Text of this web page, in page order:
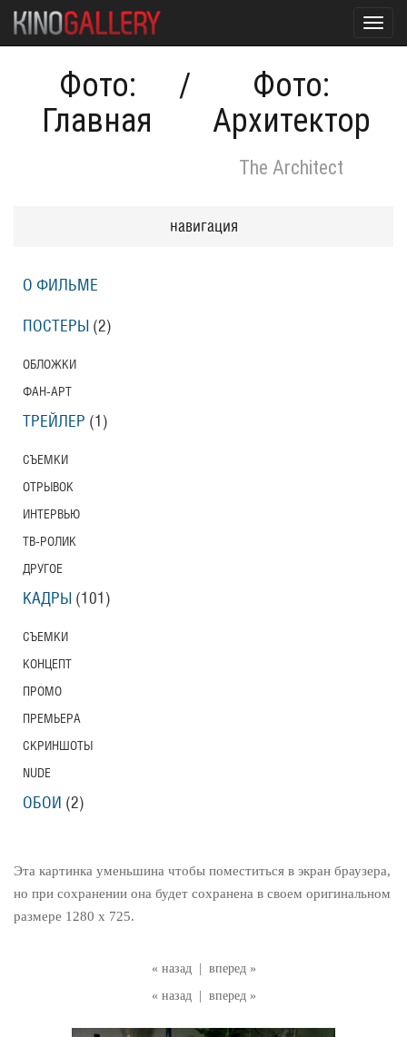
Фото:
Главная
/
Фото:
Архитектор
The Architect
« назад
вперед »
« назад
вперед »
Эта картинка уменьшина чтобы поместиться в экран браузера,
но при сохранении она будет сохранена в своем оригинальном
размере 1280 x 725.
навигация
О ФИЛЬМЕ
ПОСТЕРЫ (2)
ОБЛОЖКИ
ФАН-АРТ
ТРЕЙЛЕР (1)
СЪЕМКИ
ОТРЫВОК
ИНТЕРВЬЮ
ТВ-РОЛИК
ДРУГОЕ
КАДРЫ (101)
СЪЕМКИ
КОНЦЕПТ
ПРОМО
ПРЕМЬЕРА
СКРИНШОТЫ
NUDE
ОБОИ (2)